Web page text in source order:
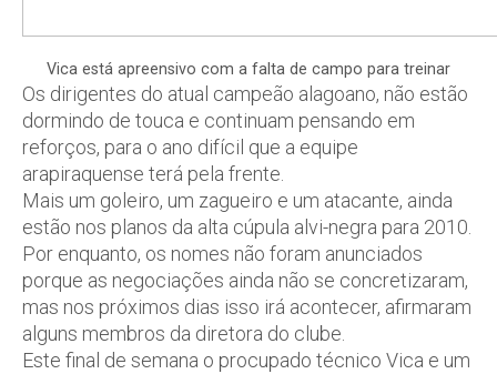
Vica está apreensivo com a falta de campo para treinar
Os dirigentes do atual campeão alagoano, não estão
dormindo de touca e continuam pensando em
reforços, para o ano difícil que a equipe
arapiraquense terá pela frente.
Mais um goleiro, um zagueiro e um atacante, ainda
estão nos planos da alta cúpula alvi-negra para 2010.
Por enquanto, os nomes não foram anunciados
porque as negociações ainda não se concretizaram,
mas nos próximos dias isso irá acontecer, afirmaram
alguns membros da diretora do clube.
Este final de semana o procupado técnico Vica e um